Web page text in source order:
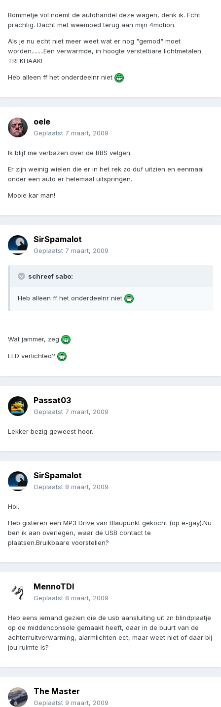
Bommetje vol noemt de autohandel deze wagen, denk ik. Echt
prachtig. Dacht met weemoed terug aan mijn 4motion.
Als je nu echt niet meer weet wat er nog "gemod" moet
worden........Een verwarmde, in hoogte verstelbare lichtmetalen
TREKHAAK!
Heb alleen ff het onderdeelnr niet
oele
Geplaatst 7 maart, 2009
Ik blijf me verbazen over de BBS velgen.
Er zijn weinig wielen die er in het rek zo duf uitzien en eenmaal
onder een auto er helemaal uitspringen.
Mooie kar man!
SirSpamalot
Geplaatst 7 maart, 2009
schreef sabo:
Heb alleen ff het onderdeelnr niet
Wat jammer, zeg
LED verlichted?
Passat03
Geplaatst 7 maart, 2009
Lekker bezig geweest hoor.
SirSpamalot
Geplaatst 8 maart, 2009
Hoi.
Heb gisteren een MP3 Drive van Blaupunkt gekocht (op e-gay).Nu
ben ik aan overlegen, waar de USB contact te
plaatsen.Bruikbaare voorstellen?
MennoTDI
Geplaatst 8 maart, 2009
Heb eens iemand gezien die de usb aansluiting uit zn blindplaatje
op de middenconsole gemaakt heeft, daar in de buurt van de
achterruitverwarming, alarmlichten ect, maar weet niet of daar bij
jou ruimte is?
The Master
Geplaatst 9 maart, 2009